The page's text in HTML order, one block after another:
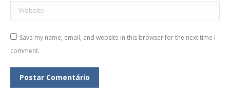
Website
Save my name, email, and website in this browser for the next time I
comment.
Postar Comentário